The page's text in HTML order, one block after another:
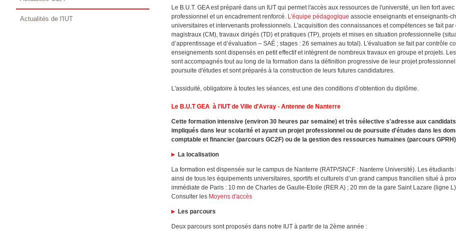
Le B.U.T. GEA est préparé dans un IUT qui permet l'accès aux ressources de l'université, un lien fort
professionnel et un encadrement renforcé. L'équipe pédagogique associe enseignants et enseignants-
universitaires et intervenants professionnels. L'acquisition des connaissances et compétences se fait par
magistraux (CM), travaux dirigés (TD) et pratiques (TP), projets et mises en situation professionnelle
d’apprentissage et d’évaluation – ­SAÉ ; stages : 26 semaines au total). L'évaluation se fait par contrôle
enseignements sont dispensés en petit effectif et intègrent de nombreux travaux en groupe et projets.
sont accompagnés tout au long de la formation dans la définition progressive de leur projet
poursuite d'études et sont préparés à la construction de leurs futures candidatures.
L'assiduité, obligatoire à toutes les séances, est une des conditions d’obtention du diplôme.
Le B.U.T GEA à l'IUT de Ville d'Avray - Antenne de Nanterre
Cette formation intensive (environ 30 heures par semaine) et très sélective s'adresse aux
impliqués dans leur scolarité et ayant un projet professionnel ou de poursuite d'études dans les
comptable et financier (parcours GC2F) ou de la gestion des ressources humaines (parcours
La localisation
La formation est dispensée sur le campus de Nanterre (RATP/SNCF : Nanterre Université). Les
ainsi de tous les équipements universitaires, sportifs et culturels d’un grand campus francilien situé à
immédiate de Paris : 10 mn de Charles de Gaulle-Etoile (RER A) ; 20 mn de la gare Saint Lazare (ligne
Consulter les Moyens d'accès
Les parcours
Deux parcours sont proposés dans notre IUT à partir de la 2ème année :
Actualités de l'IUT